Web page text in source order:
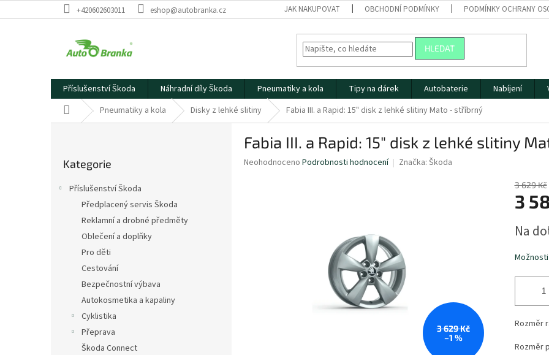
na
+420602603011 eshop@autobranka.cz JAK NAKUPOVAT OBCHODNÍ PODMÍNKY PODMÍNKY OCHRANY
HLEDAT
Příslušenství Škoda Náhradní díly Škoda Pneumatiky a kola Tipy na dárek Autobaterie Nabíjení
Domů Pneumatiky a kola Disky z lehké slitiny Fabia III. a Rapid: 15" disk z lehké slitiny Mato - stříbrný
kategorie
Kategorie
Příslušenství Škoda
Předplacený servis Škoda
Reklamní a drobné předměty
Oblečení a doplňky
Pro děti
Cestování
Bezpečnostní výbava
Autokosmetika a kapaliny
Cyklistika
Přeprava
Škoda Connect
Fabia III. a Rapid: 15" disk z lehké slitiny
Průměrné
Neohodnoceno Podrobnosti hodnocení Značka: Škoda
3 629 Kč
–1 %
3 629 Kč
3
cena:
Na
Rozměr
Rozměr